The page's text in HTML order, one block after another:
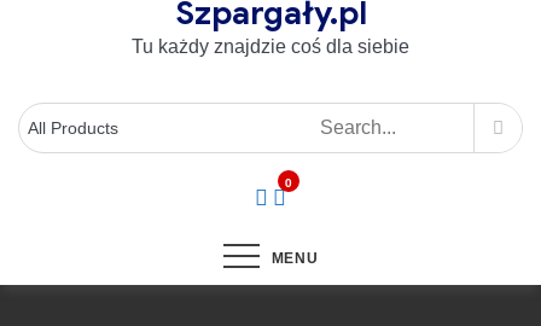
Szpargały.pl
Tu każdy znajdzie coś dla siebie
0
MENU